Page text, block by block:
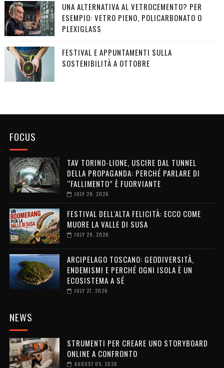
UNA ALTERNATIVA AL VETROCEMENTO? PER
ESEMPIO: VETRO PIENO, POLICARBONATO O
PLEXIGLASS
FESTIVAL E APPUNTAMENTI SULLA
SOSTENIBILITÀ A OTTOBRE
FOCUS
TAV TORINO-LIONE, USCIRE DAL TUNNEL
DELLA PROPAGANDA: PERCHÉ PARLARE DI
“FALLIMENTO” È FUORVIANTE
JULY 29, 2026
FESTIVAL DELL'ALTA FELICITÀ: ECCO COME
MUORE LA VALLE DI SUSA
JULY 29, 2026
ARCIPELAGO TOSCANO: GEODIVERSITÀ,
ENDEMISMI E PERCHÉ OGNI ISOLA È UN
ECOSISTEMA A SÉ
JULY 27, 2026
NEWS
STRUMENTI PER CREARE UNO STORYBOARD
ONLINE A CONFRONTO
AUGUST 05, 2026